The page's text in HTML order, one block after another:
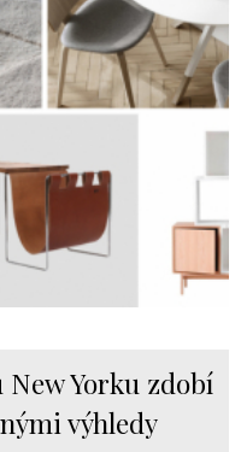
Yorku zdobí
výhledy